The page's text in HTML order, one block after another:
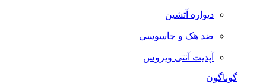
دیواره آتشین
ضد هک و جاسوسی
آپدیت آنتی ویروس
گوناگون